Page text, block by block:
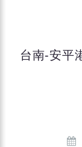
台南-安平